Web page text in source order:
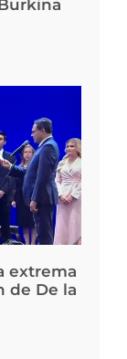
extrema
de De la